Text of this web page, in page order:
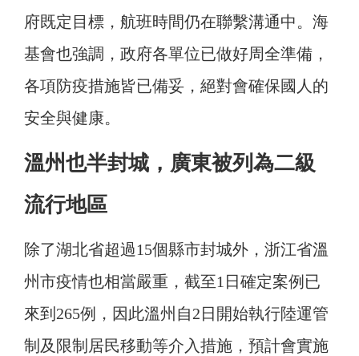
府既定目標，航班時間仍在聯繫溝通中。海
基會也強調，政府各單位已做好周全準備，
各項防疫措施皆已備妥，絕對會確保國人的
安全與健康。
溫州也半封城，廣東被列為二級
流行地區
除了湖北省超過15個縣市封城外，浙江省溫
州市疫情也相當嚴重，截至1日確定案例已
來到265例，因此溫州自2日開始執行陸運管
制及限制居民移動等介入措施，預計會實施